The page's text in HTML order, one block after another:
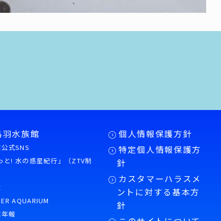
水族館
式SNS
と! 水の惑星紀行」（ZTV制
AQUARIUM
報
個人情報保護方針
特定個人情報保護方
針
カスタマーハラスメ
ントに対する基本方
針